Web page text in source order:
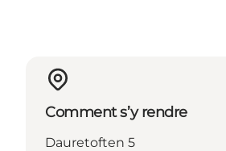
Comment s’y rendre
Dauretoften 5